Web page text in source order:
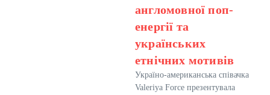
англомовної поп-
енергії та
українських
етнічних мотивів
Україно-американська співачка
Valeriya Force презентувала